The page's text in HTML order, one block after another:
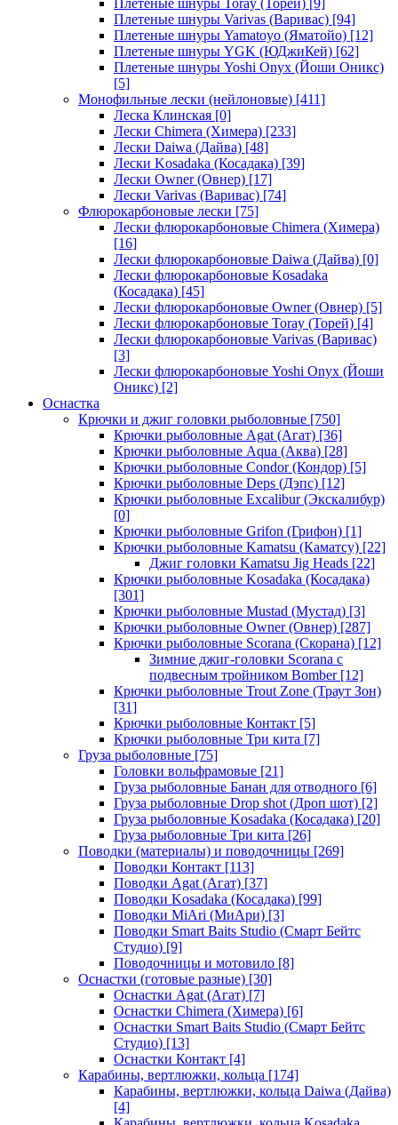
Плетеные шнуры Toray (Торей) [9]
Плетеные шнуры Varivas (Варивас) [94]
Плетеные шнуры Yamatoyo (Яматойо) [12]
Плетеные шнуры YGK (ЮДжиКей) [62]
Плетеные шнуры Yoshi Onyx (Йоши Оникс)
[5]
Монофильные лески (нейлоновые) [411]
Леска Клинская [0]
Лески Chimera (Химера) [233]
Лески Daiwa (Дайва) [48]
Лески Kosadaka (Косадака) [39]
Лески Owner (Овнер) [17]
Лески Varivas (Варивас) [74]
Флюрокарбоновые лески [75]
Лески флюрокарбоновые Chimera (Химера)
[16]
Лески флюрокарбоновые Daiwa (Дайва) [0]
Лески флюрокарбоновые Kosadaka
(Косадака) [45]
Лески флюрокарбоновые Owner (Овнер) [5]
Лески флюрокарбоновые Toray (Торей) [4]
Лески флюрокарбоновые Varivas (Варивас)
[3]
Лески флюрокарбоновые Yoshi Onyx (Йоши
Оникс) [2]
Оснастка
Крючки и джиг головки рыболовные [750]
Крючки рыболовные Agat (Агат) [36]
Крючки рыболовные Aqua (Аква) [28]
Крючки рыболовные Condor (Кондор) [5]
Крючки рыболовные Deps (Дэпс) [12]
Крючки рыболовные Excalibur (Экскалибур)
[0]
Крючки рыболовные Grifon (Грифон) [1]
Крючки рыболовные Kamatsu (Каматсу) [22]
Джиг головки Kamatsu Jig Heads [22]
Крючки рыболовные Kosadaka (Косадака)
[301]
Крючки рыболовные Mustad (Мустад) [3]
Крючки рыболовные Owner (Овнер) [287]
Крючки рыболовные Scorana (Скорана) [12]
Зимние джиг-головки Scorana с
подвесным тройником Bomber[12]
Крючки рыболовные Trout Zone (Траут Зон)
[31]
Крючки рыболовные Контакт [5]
Крючки рыболовные Три кита [7]
Груза рыболовные [75]
Головки вольфрамовые [21]
Груза рыболовные Банан для отводного [6]
Груза рыболовные Drop shot (Дроп шот) [2]
Груза рыболовные Kosadaka (Косадака) [20]
Груза рыболовные Три кита [26]
Поводки (материалы) и поводочницы [269]
Поводки Контакт [113]
Поводки Agat (Агат) [37]
Поводки Kosadaka (Косадака) [99]
Поводки MiAri (МиАри) [3]
Поводки Smart Baits Studio (Смарт Бейтс
Студио) [9]
Поводочницы и мотовило [8]
Оснастки (готовые разные) [30]
Оснастки Agat (Агат) [7]
Оснастки Chimera (Химера) [6]
Оснастки Smart Baits Studio (Смарт Бейтс
Студио) [13]
Оснастки Контакт [4]
Карабины, вертлюжки, кольца [174]
Карабины, вертлюжки, кольца Daiwa (Дайва)
[4]